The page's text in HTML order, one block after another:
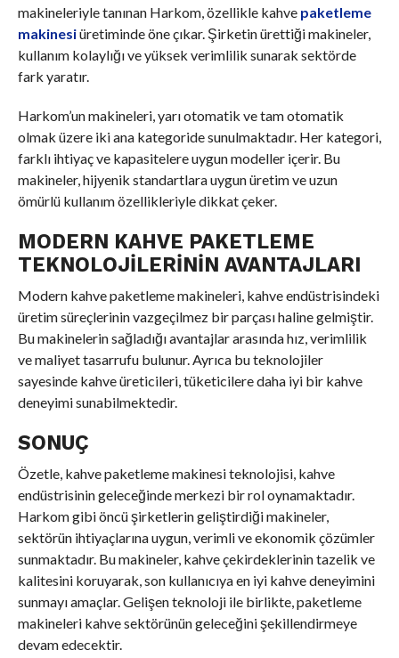
makineleriyle tanınan Harkom, özellikle kahve paketleme
makinesiüretiminde öne çıkar. Şirketin ürettiği makineler,
kullanım kolaylığı ve yüksek verimlilik sunarak sektörde
fark yaratır.
Harkom’un makineleri, yarı otomatik ve tam otomatik
olmak üzere iki ana kategoride sunulmaktadır. Her kategori,
farklı ihtiyaç ve kapasitelere uygun modeller içerir. Bu
makineler, hijyenik standartlara uygun üretim ve uzun
ömürlü kullanım özellikleriyle dikkat çeker.
MODERN KAHVE PAKETLEME
TEKNOLOJILERININ AVANTAJLARI
Modern kahve paketleme makineleri, kahve endüstrisindeki
üretim süreçlerinin vazgeçilmez bir parçası haline gelmiştir.
Bu makinelerin sağladığı avantajlar arasında hız, verimlilik
ve maliyet tasarrufu bulunur. Ayrıca bu teknolojiler
sayesinde kahve üreticileri, tüketicilere daha iyi bir kahve
deneyimi sunabilmektedir.
SONUÇ
Özetle, kahve paketleme makinesi teknolojisi, kahve
endüstrisinin geleceğinde merkezi bir rol oynamaktadır.
Harkom gibi öncü şirketlerin geliştirdiği makineler,
sektörün ihtiyaçlarına uygun, verimli ve ekonomik çözümler
sunmaktadır. Bu makineler, kahve çekirdeklerinin tazelik ve
kalitesini koruyarak, son kullanıcıya en iyi kahve deneyimini
sunmayı amaçlar. Gelişen teknoloji ile birlikte, paketleme
makineleri kahve sektörünün geleceğini şekillendirmeye
devam edecektir.